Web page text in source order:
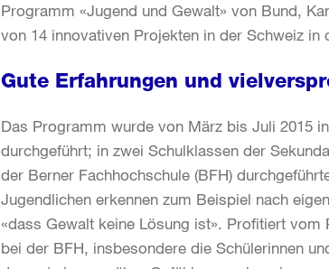
Programm «Jugend und Gewalt» von Bund,
von 14 innovativen Projekten in der Schweiz in
Gute Erfahrungen und
Das Programm wurde von März bis Juli 2015
durchgeführt; in zwei Schulklassen der
der Berner Fachhochschule (BFH)
Jugendlichen erkennen zum Beispiel nach
«dass Gewalt keine Lösung ist». Profitiert
bei der BFH, insbesondere die Schülerinnen